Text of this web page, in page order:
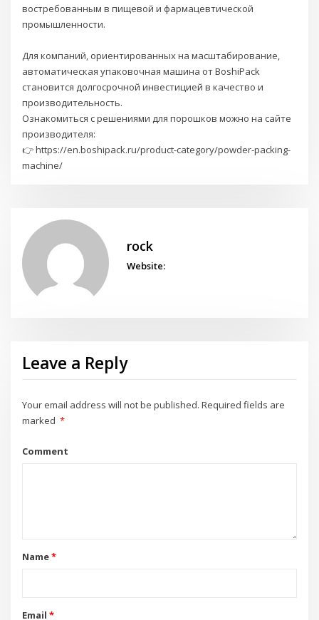
востребованным в пищевой и фармацевтической
промышленности.
Для компаний, ориентированных на масштабирование,
автоматическая упаковочная машина от BoshiPack
становится долгосрочной инвестицией в качество и
производительность.
Ознакомиться с решениями для порошков можно на сайте
производителя:
👉 https://en.boshipack.ru/product-category/powder-packing-
machine/
rock
Website:
Leave a Reply
Your email address will not be published. Required fields are
marked *
Comment
Name*
Email *